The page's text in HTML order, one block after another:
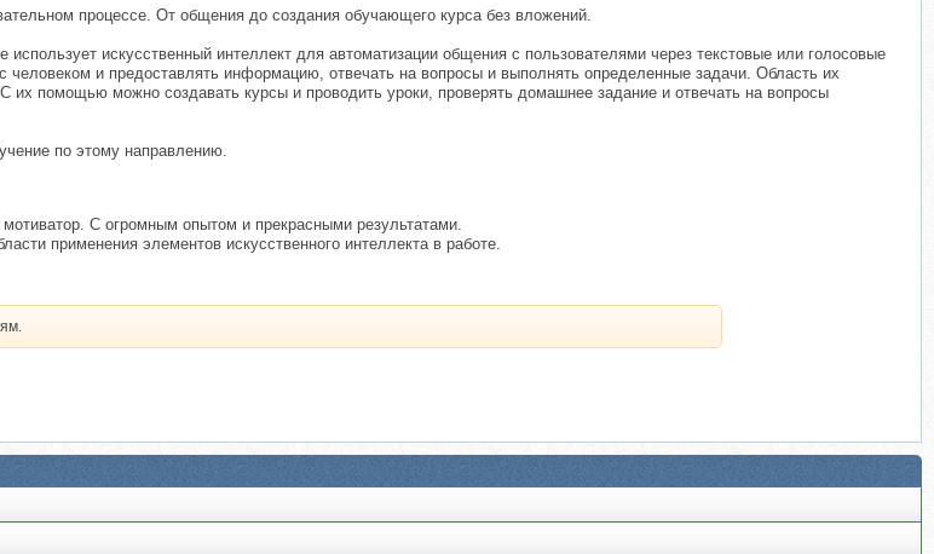
процессе. От общения до создания обучающего курса без вложений.
искусственный интеллект для автоматизации общения с пользователями через текстовые или голосовые
и предоставлять информацию, отвечать на вопросы и выполнять определенные задачи. Область их
их помощью можно создавать курсы и проводить уроки, проверять домашнее задание и отвечать на вопросы
по этому направлению.
С огромным опытом и прекрасными результатами.
применения элементов искусственного интеллекта в работе.